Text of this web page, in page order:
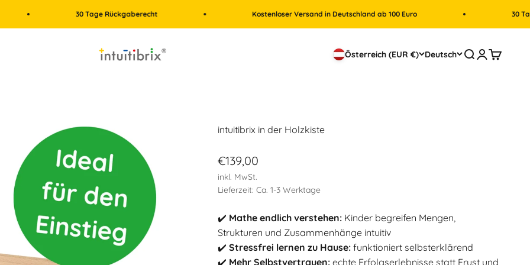
30 Tage Rückgaberecht Kostenloser Versand in Deutschland ab 100 Euro 30 Tage
intuitibrix.ch | Spielend Mathe lernen Österreich (EUR €) Deutsch SucheAnmelden
Mein
intuitibrix in der Holzkiste
Angebot
€139,00
inkl. MwSt.
Lieferzeit: Ca. 1-3 Werktage
✔️ Mathe endlich verstehen: Kinder begreifen Mengen,
Strukturen und Zusammenhänge intuitiv
✔️ Stressfrei lernen zu Hause: funktioniert selbsterklärend
✔️ Mehr Selbstvertrauen: echte Erfolgserlebnisse statt Frust und